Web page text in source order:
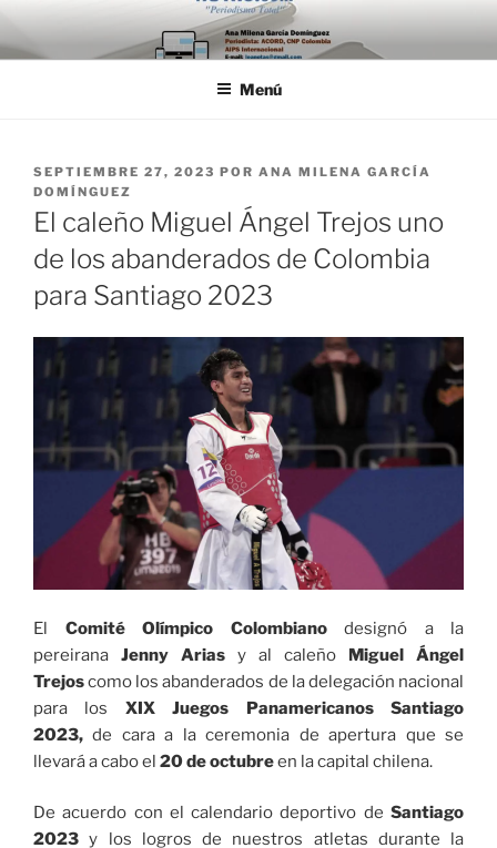
Saltar
al
contenido
Menú
PUBLICADO
EL
SEPTIEMBRE 27, 2023 POR ANA MILENA GARCÍA
DOMÍNGUEZ
El caleño Miguel Ángel Trejos uno
de los abanderados de Colombia
para Santiago 2023
El Comité Olímpico Colombiano designó a la
pereirana Jenny Arias y al caleño Miguel Ángel
Trejoscomo los abanderados de la delegación nacional
para los XIX Juegos Panamericanos Santiago
2023, de cara a la ceremonia de apertura que se
llevará a cabo el 20 de octubreen la capital chilena.
De acuerdo con el calendario deportivo de Santiago
2023 y los logros de nuestros atletas durante la